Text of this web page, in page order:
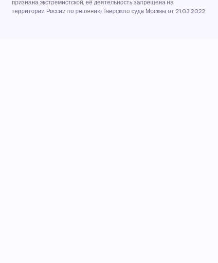
признана экстремистской, её деятельность запрещена на
территории России по решению Тверского суда Москвы от 21.03.2022.